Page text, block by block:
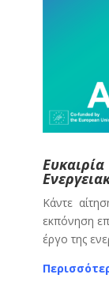
Κάντε
εκπόνηση
έργο της